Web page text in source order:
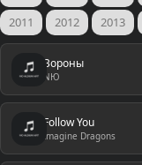
2011
2012 2013
Вороны
NЮ
Follow You
Imagine Dragons